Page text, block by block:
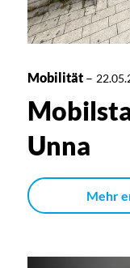
Mobilität–
Unna
Mehr